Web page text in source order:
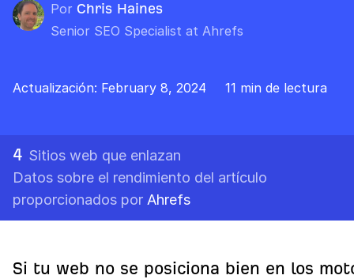
Por Chris Haines
Senior SEO Specialist at Ahrefs
Actualización: February 8, 2024 11 min de lectura
4 Sitios web que enlazan
Datos sobre el rendimiento del artículo
proporcionados por Ahrefs
Si tu web no se posiciona bien en los